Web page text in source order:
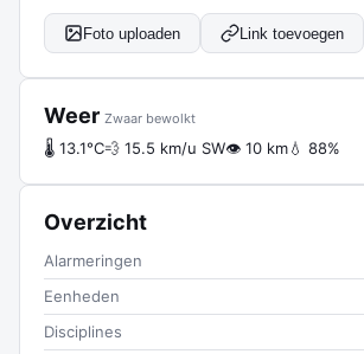
Foto uploaden Link toevoegen
Weer Zwaar bewolkt
🌡 13.1°C💨 15.5 km/u SW👁 10 km💧 88%
Overzicht
Alarmeringen
Eenheden
Disciplines